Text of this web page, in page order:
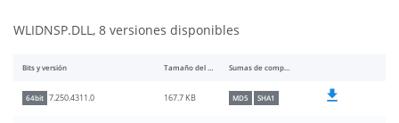
WLIDNSP.DLL, 8 versiones disponibles
Bits y versión Tamaño del archivo Sumas de comprobación
64bit 7.250.4311.0 167.7 KB MD5 SHA1